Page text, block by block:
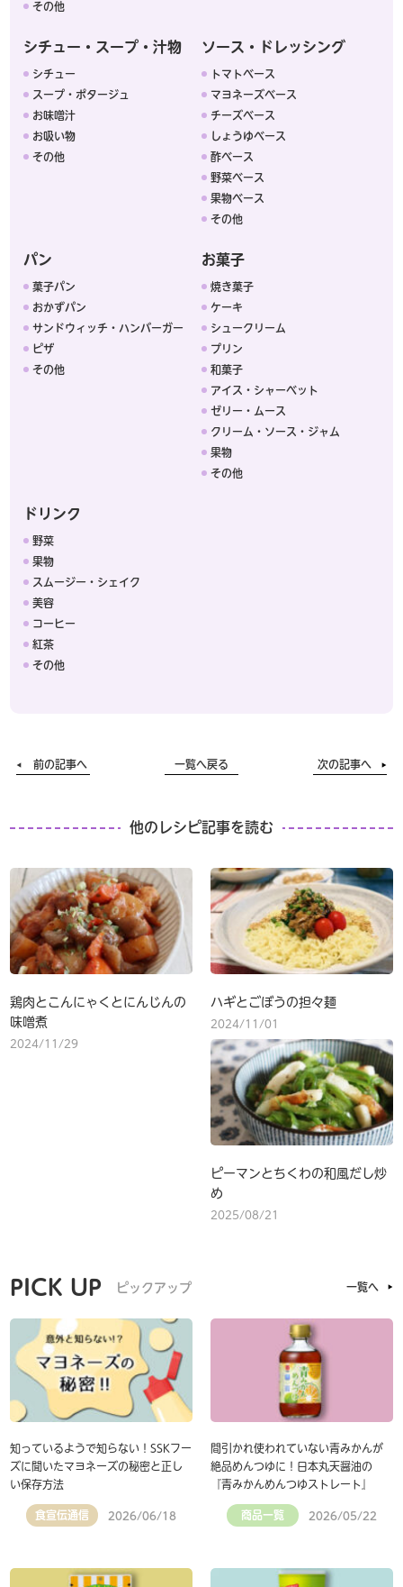
その他
シチュー・スープ・汁物
シチュー
スープ・ポタージュ
お味噌汁
お吸い物
その他
ソース・ドレッシング
トマトベース
マヨネーズベース
チーズベース
しょうゆベース
酢ベース
野菜ベース
果物ベース
その他
パン
菓子パン
おかずパン
サンドウィッチ・ハンバーガー
ピザ
その他
お菓子
焼き菓子
ケーキ
シュークリーム
プリン
和菓子
アイス・シャーベット
ゼリー・ムース
クリーム・ソース・ジャム
果物
その他
ドリンク
野菜
果物
スムージー・シェイク
美容
コーヒー
紅茶
その他
前の記事へ 一覧へ戻る 次の記事へ
他のレシピ記事を読む
鶏肉とこんにゃくとにんじんの
味噌煮
2024/11/29
ハギとごぼうの担々麺
2024/11/01
ピーマンとちくわの和風だし炒
め
2025/08/21
PICK UP ピックアップ 一覧へ
知っているようで知らない！SSKフー
ズに聞いたマヨネーズの秘密と正し
い保存方法
食宣伝通信 2026/06/18
間引かれ使われていない青みかんが
絶品めんつゆに！日本丸天醤油の
『青みかんめんつゆストレート』
商品一覧 2026/05/22